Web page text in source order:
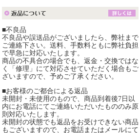
■不良品
不良品や誤送品がございましたら、弊社まで
ご連絡下さい。送料、手数料ともに弊社負担
で早急に対応いたします。
商品の不具合の場合でも、返金・交換ではな
く「修理」にて対応させていただく場合もご
ざいますので、予めご了承ください。
■お客様のご都合による返品
未開封・未使用のもので、商品到着後7日以
内にお電話にてご連絡いただいたもののみ原
則対応いたします。
未開封の状態でも返品をお受けできない商品
もございますので、お電話またはメールにて